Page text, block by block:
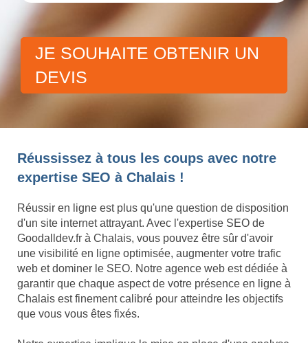
JE SOUHAITE OBTENIR UN
DEVIS
Réussissez à tous les coups avec notre
expertise SEO à Chalais !
Réussir en ligne est plus qu'une question de disposition
d'un site internet attrayant. Avec l'expertise SEO de
Goodalldev.fr à Chalais, vous pouvez être sûr d'avoir
une visibilité en ligne optimisée, augmenter votre trafic
web et dominer le SEO. Notre agence web est dédiée à
garantir que chaque aspect de votre présence en ligne à
Chalais est finement calibré pour atteindre les objectifs
que vous vous êtes fixés.